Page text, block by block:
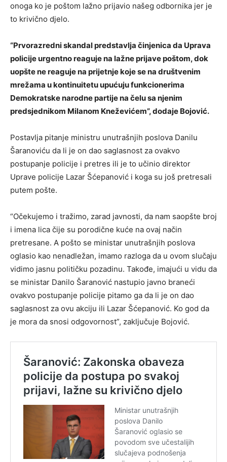
onoga ko je poštom lažno prijavio našeg odbornika jer je
to krivično djelo.
“Prvorazredni skandal predstavlja činjenica da Uprava
policije urgentno reaguje na lažne prijave poštom, dok
uopšte ne reaguje na prijetnje koje se na društvenim
mrežama u kontinuitetu upućuju funkcionerima
Demokratske narodne partije na čelu sa njenim
predsjednikom Milanom Kneževićem”, dodaje Bojović.
Postavlja pitanje ministru unutrašnjih poslova Danilu
Šaranoviću da li je on dao saglasnost za ovakvo
postupanje policije i pretres ili je to učinio direktor
Uprave policije Lazar Šćepanović i koga su još pretresali
putem pošte.
“Očekujemo i tražimo, zarad javnosti, da nam saopšte broj
i imena lica čije su porodične kuće na ovaj način
pretresane. A pošto se ministar unutrašnjih poslova
oglasio kao nenadležan, imamo razloga da u ovom slučaju
vidimo jasnu političku pozadinu. Takođe, imajući u vidu da
se ministar Danilo Šaranović nastupio javno braneći
ovakvo postupanje policije pitamo ga da li je on dao
saglasnost za ovu akciju ili Lazar Šćepanović. Ko god da
je mora da snosi odgovornost”, zaključuje Bojović.